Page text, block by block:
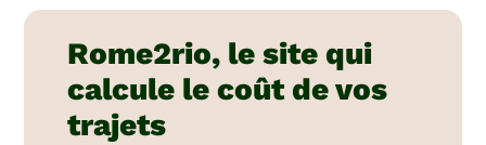
Rome2rio, le site qui
calcule le coût de vos
trajets